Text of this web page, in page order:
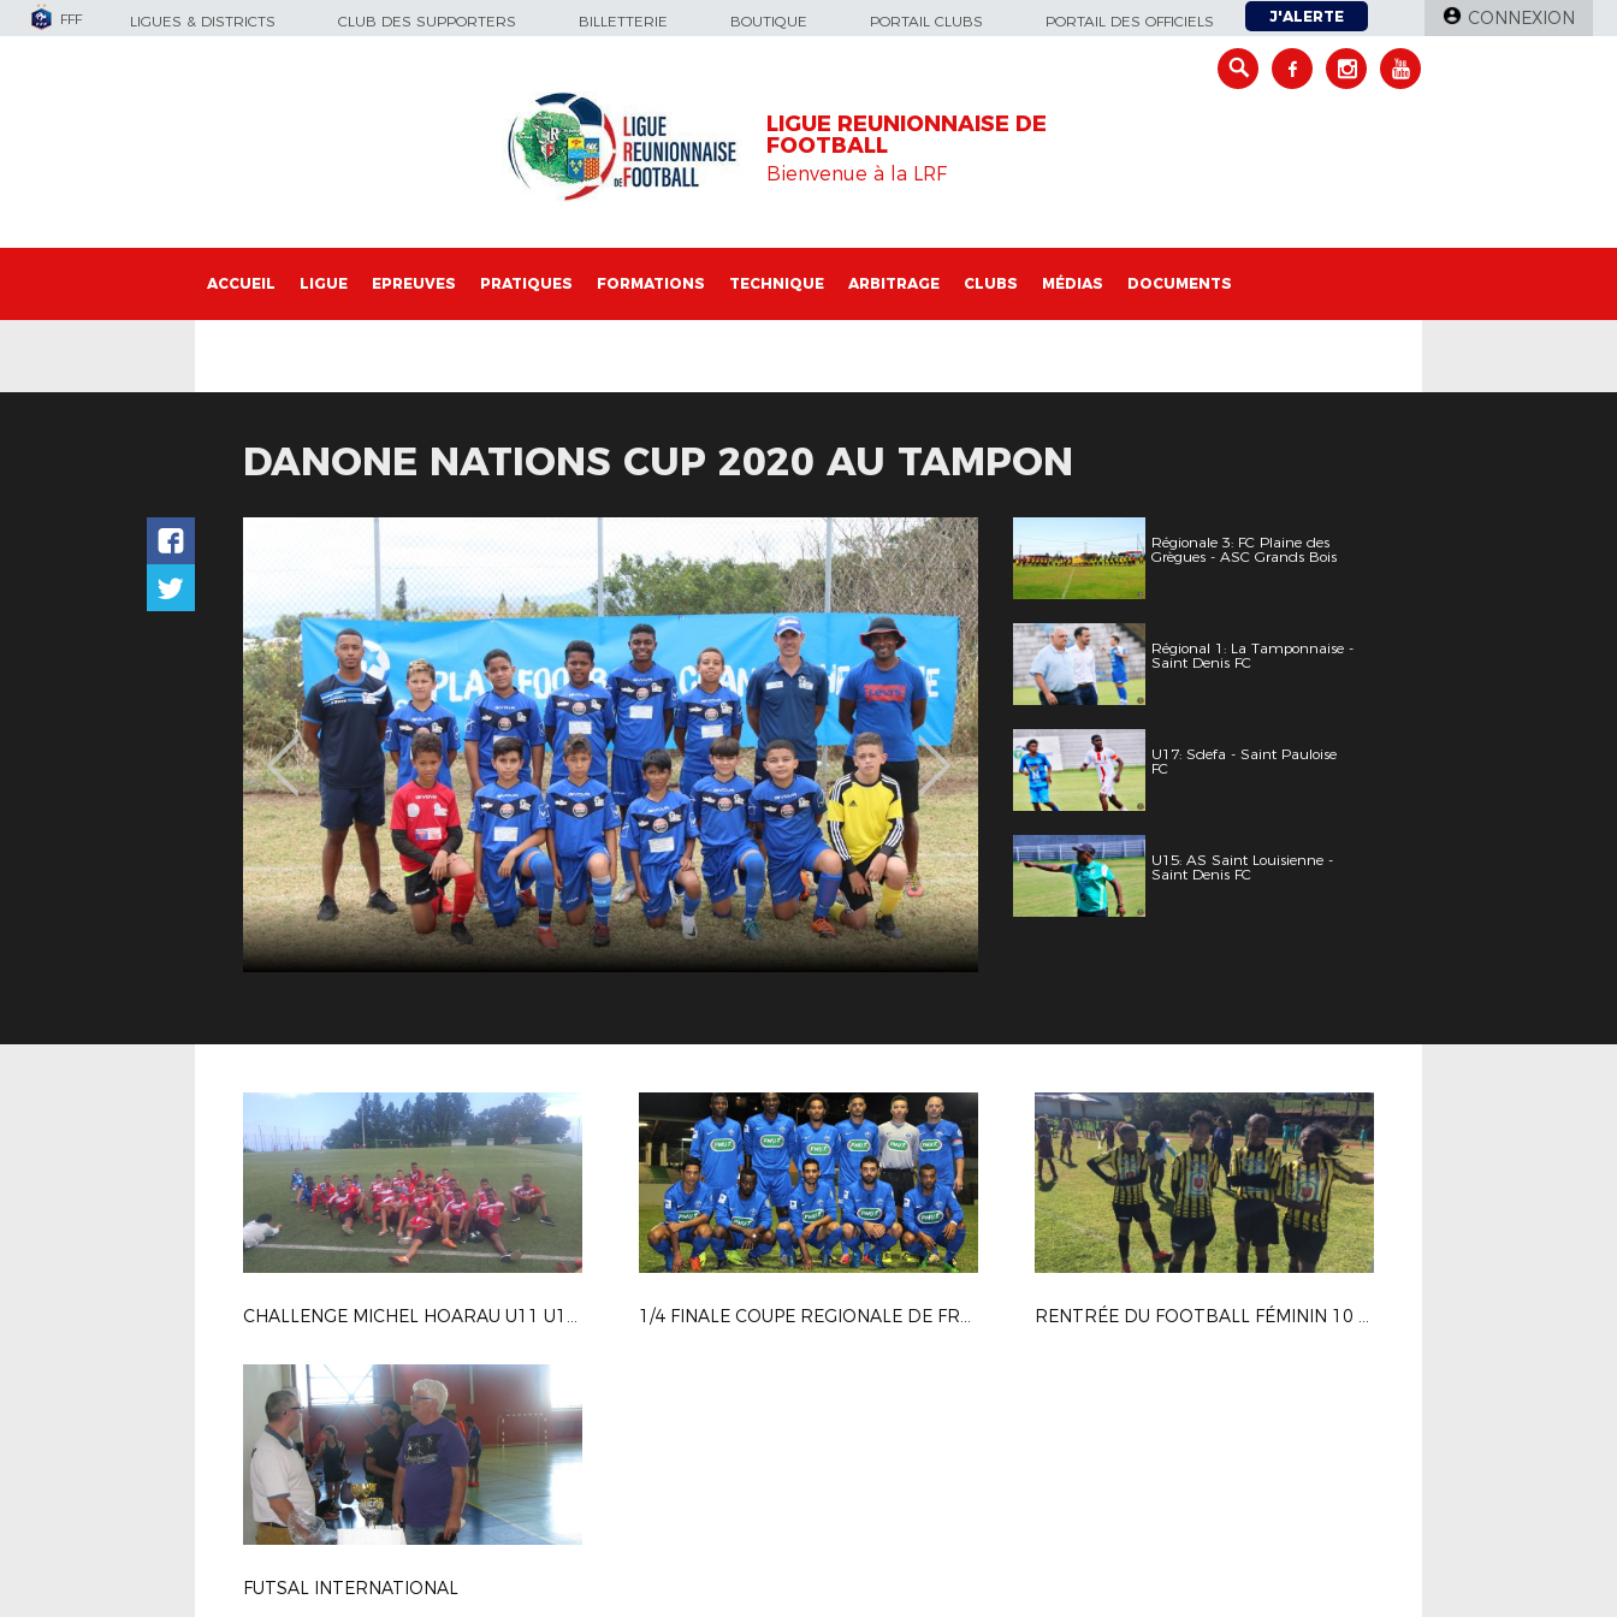
FFF LIGUES & DISTRICTS CLUB DES SUPPORTERS BILLETTERIE BOUTIQUE PORTAIL CLUBS PORTAIL DES OFFICIELS J'ALERTE CONNEXION
LIGUE REUNIONNAISE DE
FOOTBALL
Bienvenue à la LRF
ACCUEIL LIGUE EPREUVES PRATIQUES FORMATIONS TECHNIQUE ARBITRAGE CLUBS MÉDIAS DOCUMENTS
DANONE NATIONS CUP 2020 AU TAMPON
Régionale 3: FC Plaine des
Grègues - ASC Grands Bois
Régional 1: La Tamponnaise -
Saint Denis FC
U17: Sdefa - Saint Pauloise
FC
U15: AS Saint Louisienne -
Saint Denis FC
CHALLENGE MICHEL HOARAU U11 U13 DU CLUB AS GUILLAUME 1/4 FINALE COUPE REGIONALE DE FRANCE RENTRÉE DU FOOTBALL FÉMININ 10 SEPTEMBRE 2017
FUTSAL INTERNATIONAL